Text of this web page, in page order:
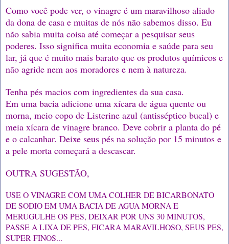
Como você pode ver, o vinagre é um maravilhoso aliado
da dona de casa e muitas de nós não sabemos disso. Eu
não sabia muita coisa até começar a pesquisar seus
poderes. Isso significa muita economia e saúde para seu
lar, já que é muito mais barato que os produtos químicos e
não agride nem aos moradores e nem à natureza.
Tenha pés macios com ingredientes da sua casa.
Em uma bacia adicione uma xícara de água quente ou
morna, meio copo de Listerine azul (antisséptico bucal) e
meia xícara de vinagre branco. Deve cobrir a planta do pé
e o calcanhar. Deixe seus pés na solução por 15 minutos e
a pele morta começará a descascar.
OUTRA SUGESTÃO,
USE O VINAGRE COM UMA COLHER DE BICARBONATO
DE SODIO EM UMA BACIA DE AGUA MORNA E
MERUGULHE OS PES, DEIXAR POR UNS 30 MINUTOS,
PASSE A LIXA DE PES, FICARA MARAVILHOSO, SEUS PES,
SUPER FINOS...